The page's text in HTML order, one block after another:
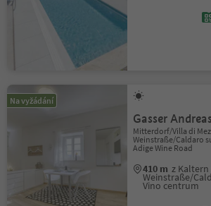
Na vyžádání
Gasser Andreas
Mitterdorf/Villa di
Weinstraße/Caldaro
Adige Wine Road
410 m z
Weinstraße/
Vino centrum